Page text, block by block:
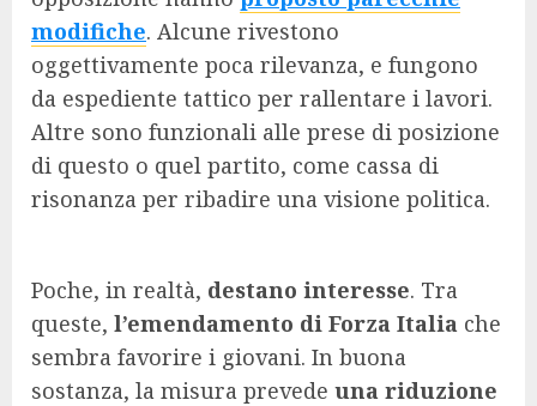
modifiche. Alcune rivestono
oggettivamente poca rilevanza, e fungono
da espediente tattico per rallentare i lavori.
Altre sono funzionali alle prese di posizione
di questo o quel partito, come cassa di
risonanza per ribadire una visione politica.
Poche, in realtà, destano interesse. Tra
queste, l’emendamento di Forza Italia che
sembra favorire i giovani. In buona
sostanza, la misura prevede una riduzione